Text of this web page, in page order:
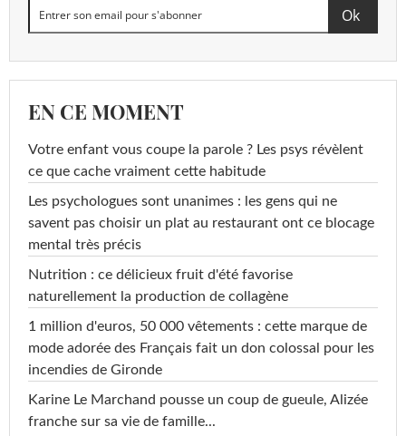
EN CE MOMENT
Votre enfant vous coupe la parole ? Les psys révèlent
ce que cache vraiment cette habitude
Les psychologues sont unanimes : les gens qui ne
savent pas choisir un plat au restaurant ont ce blocage
mental très précis
Nutrition : ce délicieux fruit d'été favorise
naturellement la production de collagène
1 million d'euros, 50 000 vêtements : cette marque de
mode adorée des Français fait un don colossal pour les
incendies de Gironde
Karine Le Marchand pousse un coup de gueule, Alizée
franche sur sa vie de famille...